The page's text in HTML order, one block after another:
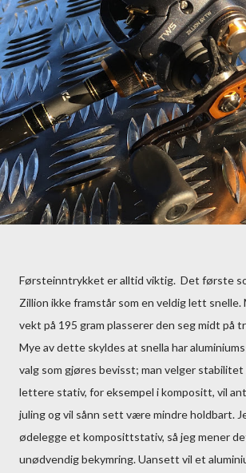
Førsteinntrykket er alltid viktig. Det første
Zillion ikke framstår som en veldig lett
vekt på 195 gram plasserer den seg midt på
Mye av dette skyldes at snella har
valg som gjøres bevisst; man velger stabilitet
lettere stativ, for eksempel i kompositt, vil
juling og vil sånn sett være mindre holdbart.
ødelegge et komposittstativ, så jeg mener
unødvendig bekymring. Uansett vil et